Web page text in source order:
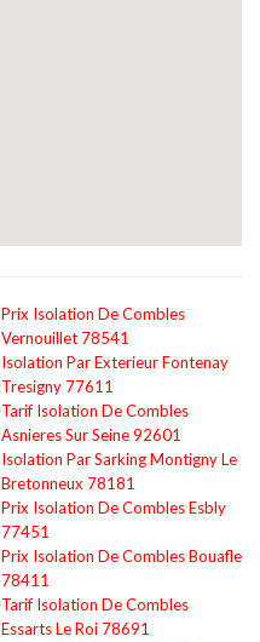
Prix Isolation De Combles
Vernouillet 78541
Isolation Par Exterieur Fontenay
Tresigny 77611
Tarif Isolation De Combles
Asnieres Sur Seine 92601
Isolation Par Sarking Montigny Le
Bretonneux 78181
Prix Isolation De Combles Esbly
77451
Prix Isolation De Combles Bouafle
78411
Tarif Isolation De Combles
Essarts Le Roi 78691